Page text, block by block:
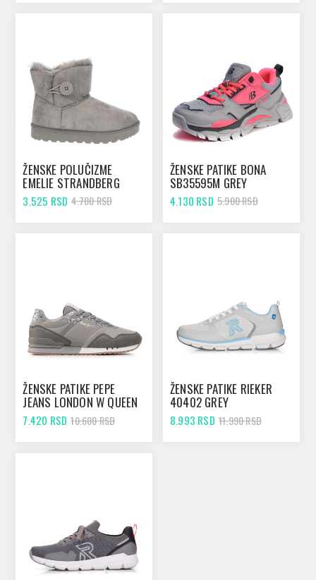
ŽENSKE POLUČIZME
EMELIE STRANDBERG
A995 GREY
3.525 RSD 4.700 RSD
ŽENSKE PATIKE BONA
SB35595M GREY
4.130 RSD 5.900 RSD
ŽENSKE PATIKE PEPE
JEANS LONDON W QUEEN
POPLIGHT GREY
7.420 RSD 10.600 RSD
ŽENSKE PATIKE RIEKER
40402 GREY
8.993 RSD 11.990 RSD